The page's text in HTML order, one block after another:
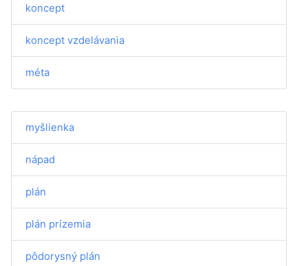
koncept
koncept vzdelávania
méta
myšlienka
nápad
plán
plán prízemia
pôdorysný plán